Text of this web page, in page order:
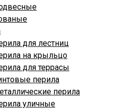
для лестниц
на крыльцо
для террасы
перила
перила
уличные